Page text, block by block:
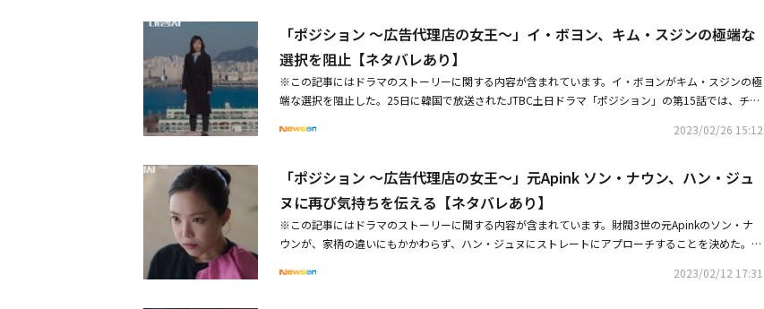
ジョンアの「話してください」、現実と夢の世界で夢と恋を追いかけ、本当の自分を探していくNIve
の「Alarm」、深いところに秘めておき、目をそらしていた純粋な感情が、実は失うことが怖かった
最も大事なものであったことに気づき、それを失わないと誓っているクォン・ジナの「You」、劇中
で主人公のコ・アイン（イ・ボヨン）のテーマ曲であるキム・プルムの「Never Let Go」が収録され
ている。劇中で弾けそうな感情の導火線に火をつけるジェフィの「Bird」は、韓国語の歌詞と英語の
歌詞の2つのバージョンが収録され、リスナーを喜ばせた。傷ついて困難な少女を応援する切実な心
冷たい風に描写したバラードナンバー、ミンヒョクの「冷たい風」まで、ドラマの正式放送とともに
発売された曲が含まれている。さらにスコア音源の25曲が加わり、計35トラックとなっている。ド
ラマ「花様年華」「春が来るのかな春」「2度目の二十歳」「メンタルコーチ チェガル・ギル」な
ど、多数の人気ドラマの音楽を担当したキム・ジョンヒョン音楽監督の音源がドラマの完成度を上
送が終了する。
「ポジション ～広告代理店の女王～」イ・ボヨン、キム・スジンの極端な
選択を阻止【ネタバレあり】
※この記事にはドラマのストーリーに関する内容が含まれています。イ・ボヨンがキム・スジンの極
端な選択を阻止した。25日に韓国で放送されたJTBC土日ドラマ「ポジション」の第15話では、チ
ム・スジン）が極端な考えをした。この日、ユ・ジョンソク（チャン・ヒョンソン）はチェ・チャン
去に同僚だった現独立代理店の代表のチェ・ジョンミン（キム・スジン）に案件ドロップを勧めた。
しかし、すでにウソン牛乳の案件に目覚めて多額のお金をかけたチェ・ジョンミンは、「職員に未払
いの給料を払うには、今回の案件を必ず受けなければならない」と拒否した。以後、チェ・ジョンミ
ンは流行するためのシールを提案し、ウソン牛乳の心をつかむことに成功するが、チェ・チャンスが
案件とは別に「VC企画とウソン牛乳が共にするならばVCグループすべての系列会社の構内食堂で食
事の度にウソン牛乳を提供する」と提案したため、広告はVC企画の独占保有になった。ユ・ジョン
2023/02/26 15:12
「ポジション ～広告代理店の女王～」元Apink ソン・ナウン、ハン・ジュ
ヌに再び気持ちを伝える【ネタバレあり】
※この記事にはドラマのストーリーに関する内容が含まれています。財閥3世の元Apinkのソン・ナ
ウンが、家柄の違いにもかかわらず、ハン・ジュヌにストレートにアプローチすることを決めた。韓
ン）がパク・ヨンウ（ハン・ジュヌ）に改めて気持ちを伝えた。以前も彼女はパク・ヨンウにプロポ
2023/02/12 17:31